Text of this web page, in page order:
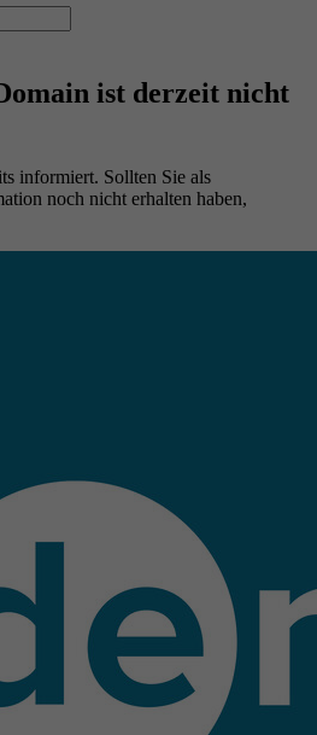
ist derzeit nicht
informiert. Sollten Sie als
noch nicht erhalten haben,